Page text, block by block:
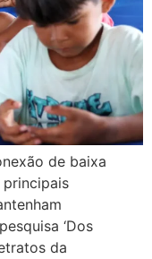
de baixa
‘Dos
da